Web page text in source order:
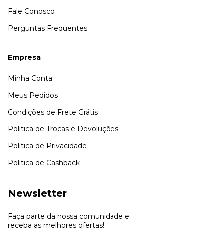
Fale Conosco
Perguntas Frequentes
Empresa
Minha Conta
Meus Pedidos
Condições de Frete Grátis
Politica de Trocas e Devoluções
Politica de Privacidade
Politica de Cashback
Newsletter
Faça parte da nossa comunidade e
receba as melhores ofertas!